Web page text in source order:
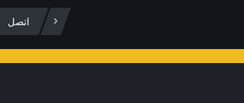
اتصل